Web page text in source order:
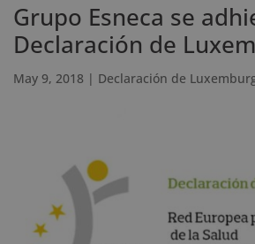
Grupo Esneca se
Declaración de
May 9, 2018 | Declaración de